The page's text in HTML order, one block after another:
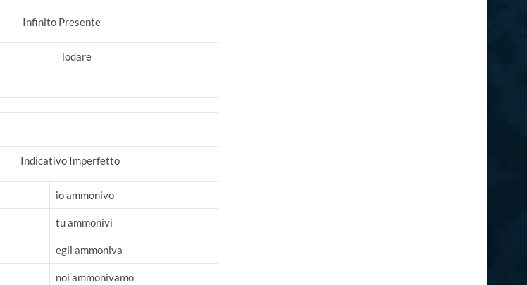
Infinito Presente
lodare
Indicativo Imperfetto
io ammonivo
tu ammonivi
egli ammoniva
noi ammonivamo